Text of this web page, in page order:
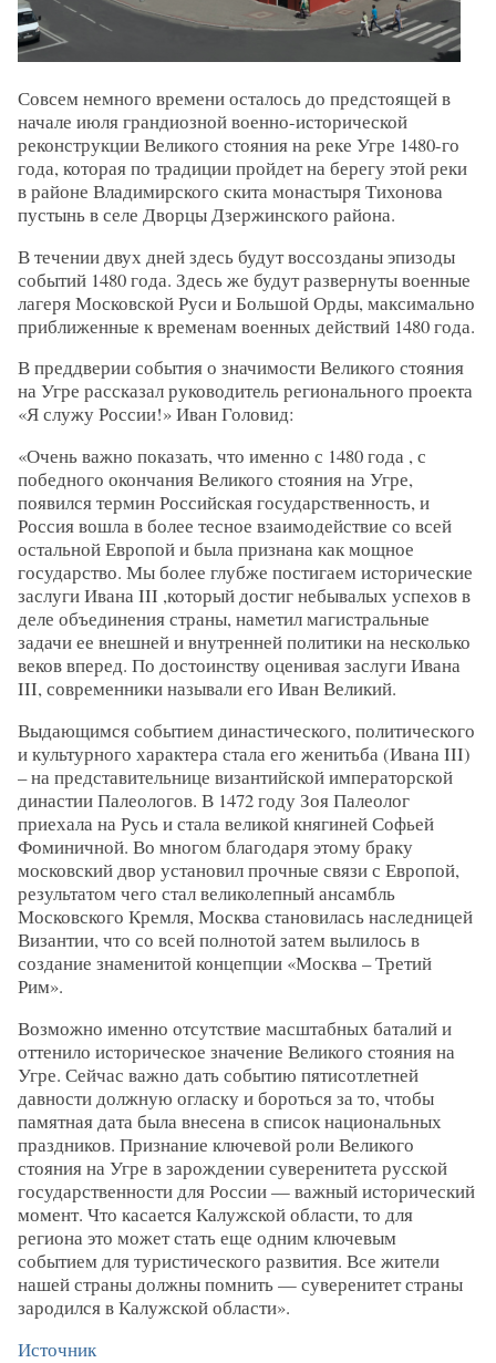
Совсем немного времени осталось до предстоящей в
начале июля грандиозной военно-исторической
реконструкции Великого стояния на реке Угре 1480-го
года, которая по традиции пройдет на берегу этой реки
в районе Владимирского скита монастыря Тихонова
пустынь в селе Дворцы Дзержинского района.
В течении двух дней здесь будут воссозданы эпизоды
событий 1480 года. Здесь же будут развернуты военные
лагеря Московской Руси и Большой Орды, максимально
приближенные к временам военных действий 1480 года.
В преддверии события о значимости Великого стояния
на Угре рассказал руководитель регионального проекта
«Я служу России!» Иван Головид:
«Очень важно показать, что именно с 1480 года , с
победного окончания Великого стояния на Угре,
появился термин Российская государственность, и
Россия вошла в более тесное взаимодействие со всей
остальной Европой и была признана как мощное
государство. Мы более глубже постигаем исторические
заслуги Ивана III ,который достиг небывалых успехов в
деле объединения страны, наметил магистральные
задачи ее внешней и внутренней политики на несколько
веков вперед. По достоинству оценивая заслуги Ивана
III, современники называли его Иван Великий.
Выдающимся событием династического, политического
и культурного характера стала его женитьба (Ивана III)
– на представительнице византийской императорской
династии Палеологов. В 1472 году Зоя Палеолог
приехала на Русь и стала великой княгиней Софьей
Фоминичной. Во многом благодаря этому браку
московский двор установил прочные связи с Европой,
результатом чего стал великолепный ансамбль
Московского Кремля, Москва становилась наследницей
Византии, что со всей полнотой затем вылилось в
создание знаменитой концепции «Москва – Третий
Рим».
Возможно именно отсутствие масштабных баталий и
оттенило историческое значение Великого стояния на
Угре. Сейчас важно дать событию пятисотлетней
давности должную огласку и бороться за то, чтобы
памятная дата была внесена в список национальных
праздников. Признание ключевой роли Великого
стояния на Угре в зарождении суверенитета русской
государственности для России — важный исторический
момент. Что касается Калужской области, то для
региона это может стать еще одним ключевым
событием для туристического развития. Все жители
нашей страны должны помнить — суверенитет страны
зародился в Калужской области».
Источник